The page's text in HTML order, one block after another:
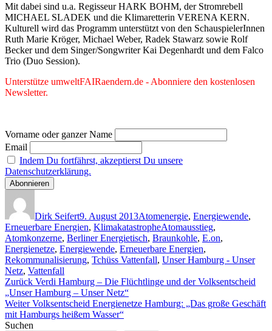
Mit dabei sind u.a. Regisseur HARK BOHM, der Stromrebell
MICHAEL SLADEK und die Klimaretterin VERENA KERN.
Kulturell wird das Programm unterstützt von den SchauspielerInnen
Ruth Marie Kröger, Michael Weber, Radek Stawarz sowie Rolf
Becker und dem Singer/Songwriter Kai Degenhardt und dem Falco
Trio (Duo Session).
Unterstütze umweltFAIRaendern.de - Abonniere den kostenlosen
Newsletter.
Vorname oder ganzer Name
Email
Indem Du fortfährst, akzeptierst Du unsere
Datenschutzerklärung.
Dirk Seifert9. August 2013Atomenergie, Energiewende,
Erneuerbare Energien, KlimakatastropheSchlagwörter
Atomausstieg,
Atomkonzerne, Berliner Energietisch, Braunkohle, E.on,
Energienetze, Energiewende, Erneuerbare Energien,
Rekommunalisierung, Tchüss Vattenfall, Unser Hamburg - Unser
Netz, Vattenfall
Beitragsnavigation
Zurück Vorheriger
Beitrag:
Verdi Hamburg – Die Flüchtlinge und der Volksentscheid
„Unser Hamburg – Unser Netz“
Weiter Nächster
Beitrag:
Volksentscheid Energienetze Hamburg: „Das große Geschäft
mit Hamburgs heißem Wasser“
Suchen